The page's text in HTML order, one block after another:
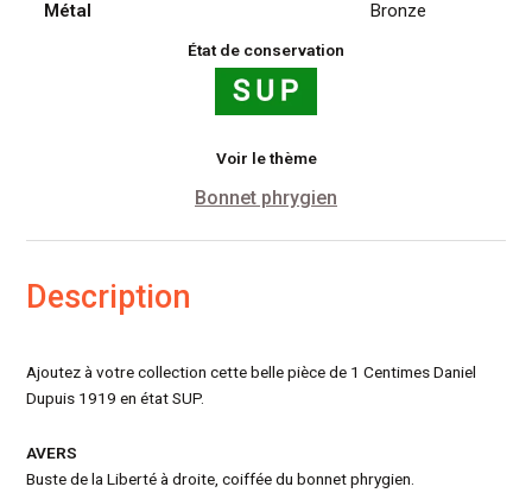
Métal
Bronze
État de conservation
Voir le thème
Bonnet phrygien
Description
Ajoutez à votre collection cette belle pièce de 1 Centimes Daniel
Dupuis 1919 en état SUP.
AVERS
Buste de la Liberté à droite, coiffée du bonnet phrygien.